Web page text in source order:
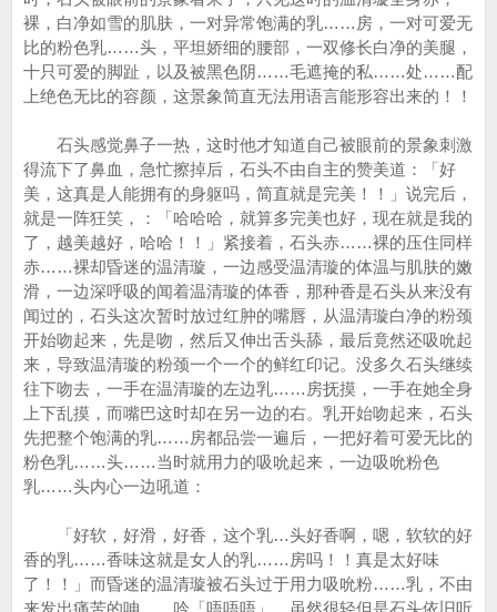
裸，白净如雪的肌肤，一对异常饱满的乳……房，一对可爱无
比的粉色乳……头，平坦娇细的腰部，一双修长白净的美腿，
十只可爱的脚趾，以及被黑色阴……毛遮掩的私……处……配
上绝色无比的容颜，这景象简直无法用语言能形容出来的！！
石头感觉鼻子一热，这时他才知道自己被眼前的景象刺激
得流下了鼻血，急忙擦掉后，石头不由自主的赞美道：「好
美，这真是人能拥有的身躯吗，简直就是完美！！」说完后，
就是一阵狂笑，：「哈哈哈，就算多完美也好，现在就是我的
了，越美越好，哈哈！！」紧接着，石头赤……裸的压住同样
赤……裸却昏迷的温清璇，一边感受温清璇的体温与肌肤的嫩
滑，一边深呼吸的闻着温清璇的体香，那种香是石头从来没有
闻过的，石头这次暂时放过红肿的嘴唇，从温清璇白净的粉颈
开始吻起来，先是吻，然后又伸出舌头舔，最后竟然还吸吮起
来，导致温清璇的粉颈一个一个的鲜红印记。没多久石头继续
往下吻去，一手在温清璇的左边乳……房抚摸，一手在她全身
上下乱摸，而嘴巴这时却在另一边的右。乳开始吻起来，石头
先把整个饱满的乳……房都品尝一遍后，一把好着可爱无比的
粉色乳……头……当时就用力的吸吮起来，一边吸吮粉色
乳……头内心一边吼道：
「好软，好滑，好香，这个乳…头好香啊，嗯，软软的好
香的乳……香味这就是女人的乳……房吗！！真是太好味
了！！」而昏迷的温清璇被石头过于用力吸吮粉……乳，不由
来发出痛苦的呻……吟「唔唔唔」，虽然很轻但是石头依旧听